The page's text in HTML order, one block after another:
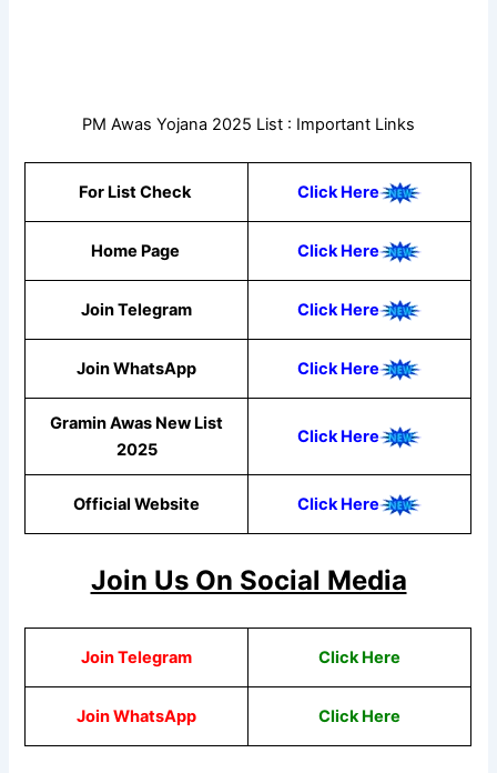
PM Awas Yojana 2025 List : Important Links
For List Check Click Here
Home Page Click Here
Join Telegram Click Here
Join WhatsApp Click Here
Gramin Awas New List
2025
Click Here
Official Website Click Here
Join Us On Social Media
Join Telegram Click Here
Join WhatsApp Click Here